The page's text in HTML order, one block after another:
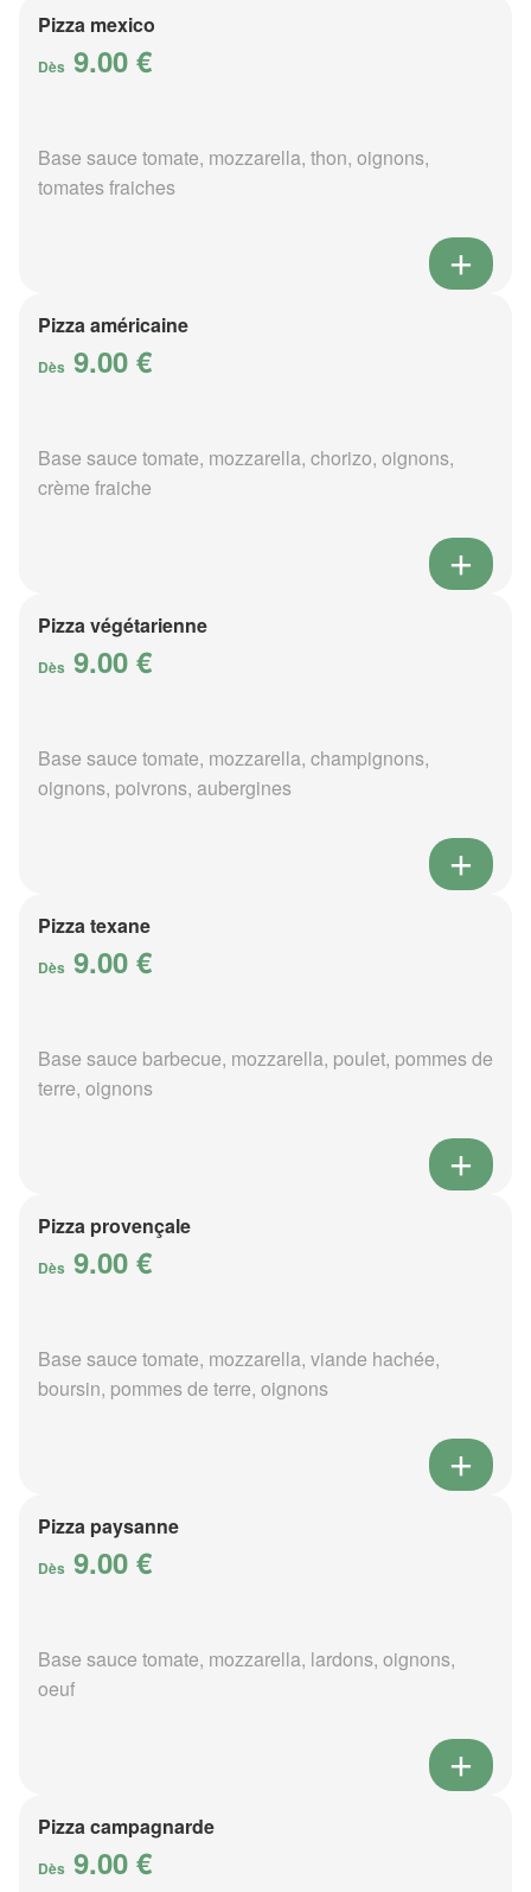
Pizza mexico
Dès 9.00 €
Base sauce tomate, mozzarella, thon, oignons,
tomates fraiches
Pizza américaine
Dès 9.00 €
Base sauce tomate, mozzarella, chorizo, oignons,
crème fraiche
Pizza végétarienne
Dès 9.00 €
Base sauce tomate, mozzarella, champignons,
oignons, poivrons, aubergines
Pizza texane
Dès 9.00 €
Base sauce barbecue, mozzarella, poulet, pommes de
terre, oignons
Pizza provençale
Dès 9.00 €
Base sauce tomate, mozzarella, viande hachée,
boursin, pommes de terre, oignons
Pizza paysanne
Dès 9.00 €
Base sauce tomate, mozzarella, lardons, oignons,
oeuf
Pizza campagnarde
Dès 9.00 €